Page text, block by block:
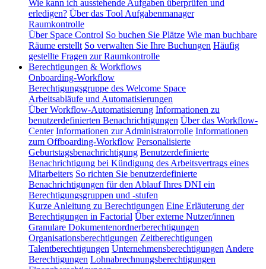
Wie kann ich ausstehende Aufgaben überprüfen und
erledigen? Über das Tool Aufgabenmanager
Raumkontrolle
Über Space Control So buchen Sie Plätze Wie man buchbare
Räume erstellt So verwalten Sie Ihre Buchungen Häufig
gestellte Fragen zur Raumkontrolle
Berechtigungen & Workflows
Onboarding-Workflow
Berechtigungsgruppe des Welcome Space
Arbeitsabläufe und Automatisierungen
Über Workflow-Automatisierung Informationen zu
benutzerdefinierten Benachrichtigungen Über das Workflow-
Center Informationen zur Administratorrolle Informationen
zum Offboarding-Workflow Personalisierte
Geburtstagsbenachrichtigung Benutzerdefinierte
Benachrichtigung bei Kündigung des Arbeitsvertrags eines
Mitarbeiters So richten Sie benutzerdefinierte
Benachrichtigungen für den Ablauf Ihres DNI ein
Berechtigungsgruppen und -stufen
Kurze Anleitung zu Berechtigungen Eine Erläuterung der
Berechtigungen in Factorial Über externe Nutzer/innen
Granulare Dokumentenordnerberechtigungen
Organisationsberechtigungen Zeitberechtigungen
Talentberechtigungen Unternehmensberechtigungen Andere
Berechtigungen Lohnabrechnungsberechtigungen